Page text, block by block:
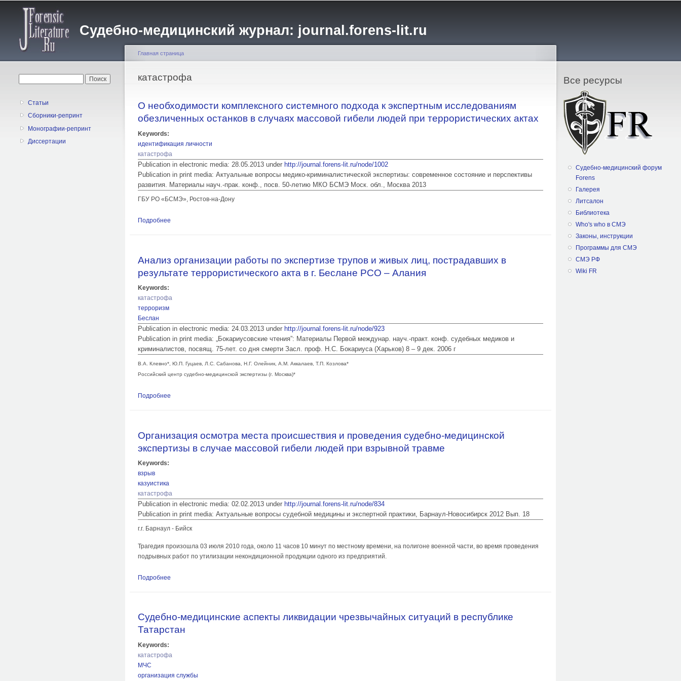
содержанию
Судебно-медицинский журнал: journal.forens-lit.ru
Статьи
Сборники-репринт
Монографии-репринт
Диссертации
Вы здесь
Главная страница
катастрофа
О необходимости комплексного системного подхода к экспертным исследованиям
обезличенных останков в случаях массовой гибели людей при террористических актах
Keywords:
идентификация личности
катастрофа
Publication in electronic media: 28.05.2013 under http://journal.forens-lit.ru/node/1002
Publication in print media: Актуальные вопросы медико-криминалистической экспертизы: современное состояние и перспективы
развития. Материалы науч.-прак. конф., посв. 50-летию МКО БСМЭ Моск. обл., Москва 2013
ГБУ РО «БСМЭ», Ростов-на-Дону
Подробнее
Анализ организации работы по экспертизе трупов и живых лиц, пострадавших в
результате террористического акта в г. Беслане РСО – Алания
Keywords:
катастрофа
терроризм
Беслан
Publication in electronic media: 24.03.2013 under http://journal.forens-lit.ru/node/923
Publication in print media: „Бокариусовские чтения”: Материалы Первой междунар. науч.-практ. конф. судебных медиков и
криминалистов, посвящ. 75-лет. со дня смерти Засл. проф. Н.С. Бокариуса (Харьков) 8 – 9 дек. 2006 г
В.А. Клевно*, Ю.П. Гуцаев, Л.С. Сабанова, Н.Г. Олейник, А.М. Аккалаев, Т.П. Козлова*
Российский центр судебно-медицинской экспертизы (г. Москва)*
Подробнее
Организация осмотра места происшествия и проведения судебно-медицинской
экспертизы в случае массовой гибели людей при взрывной травме
Keywords:
взрыв
казуистика
катастрофа
Publication in electronic media: 02.02.2013 under http://journal.forens-lit.ru/node/834
Publication in print media: Актуальные вопросы судебной медицины и экспертной практики, Барнаул-Новосибирск 2012 Вып. 18
г.г. Барнаул - Бийск
Трагедия произошла 03 июля 2010 года, около 11 часов 10 минут по местному времени, на полигоне военной части, во время проведения
подрывных работ по утилизации некондиционной продукции одного из предприятий.
Подробнее
Судебно-медицинские аспекты ликвидации чрезвычайных ситуаций в республике
Татарстан
Keywords:
катастрофа
МЧС
организация службы
Все ресурсы
Судебно-медицинский форум
Forens
Галерея
Литсалон
Библиотека
Who's who в СМЭ
Законы, инструкции
Программы для СМЭ
СМЭ РФ
Wiki FR